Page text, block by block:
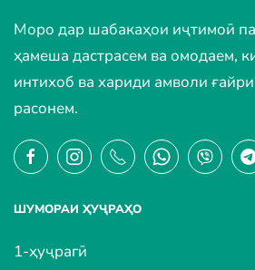
Моро дар шабакаҳои иҷтимоӣ
ҳамеша дастрасем ва омодаем,
интихоб ва хариди амволи
расонем.
ШУМОРАИ ҲУҶРАҲО
1-ҳуҷрагӣ